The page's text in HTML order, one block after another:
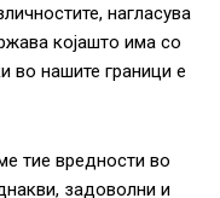
нагласува
којашто има со
во нашите граници е
тие вредности во
задоволни и